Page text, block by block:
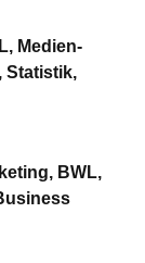
Medien-
Statistik,
BWL,